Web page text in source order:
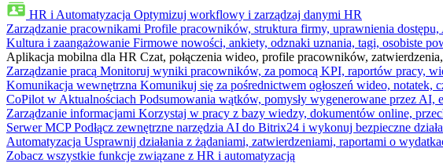
HR i Automatyzacja Optymizuj workflowy i zarządzaj danymi HR
Zarządzanie pracownikami Profile pracowników, struktura firmy, uprawnienia
Kultura i zaangażowanie Firmowe nowości, ankiety, odznaki uznania, tagi, osobiste
Aplikacja mobilna dla HR Czat, połączenia wideo, profile pracowników,
Zarządzanie pracą Monitoruj wyniki pracowników, za pomocą KPI, raportów pracy,
Komunikacja wewnętrzna Komunikuj się za pośrednictwem ogłoszeń wideo, notatek,
CoPilot w Aktualnościach Podsumowania wątków, pomysły wygenerowane przez
Zarządzanie informacjami Korzystaj w pracy z bazy wiedzy, dokumentów online,
Serwer MCP Podłącz zewnętrzne narzędzia AI do Bitrix24 i wykonuj bezpieczne
Automatyzacja Usprawnij działania z żądaniami, zatwierdzeniami, raportami o
Zobacz wszystkie funkcje związane z HR i automatyzacją